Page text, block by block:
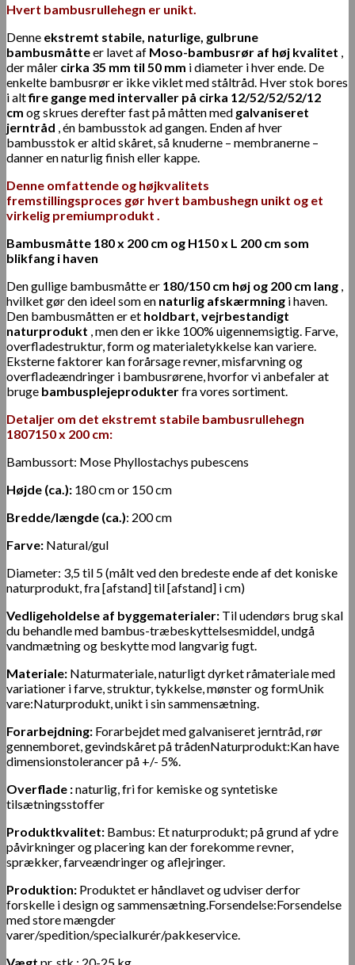
Hvert bambusrullehegn er unikt.
Denne ekstremt stabile, naturlige, gulbrune
bambusmåtteer lavet af Moso-bambusrør af høj kvalitet ,
der måler cirka 35 mm til 50 mm i diameter i hver ende. De
enkelte bambusrør er ikke viklet med ståltråd. Hver stok bores
i altfire gange med intervaller på cirka 12/52/52/52/12
cm og skrues derefter fast på måtten med galvaniseret
jerntråd , én bambusstok ad gangen. Enden af ​​hver
bambusstok er altid skåret, så knuderne – membranerne –
danner en naturlig finish eller kappe.
Denne omfattende og højkvalitets
fremstillingsproces gør hvert bambushegn unikt og et
virkelig premiumprodukt .
Bambusmåtte 180 x 200 cm og H150 x L 200 cm som
blikfang i haven
Den gullige bambusmåtte er 180/150 cm høj og 200 cm lang ,
hvilket gør den ideel som en naturlig afskærmning i haven.
Den bambusmåtten er et holdbart, vejrbestandigt
naturprodukt , men den er ikke 100% uigennemsigtig. Farve,
overfladestruktur, form og materialetykkelse kan variere.
Eksterne faktorer kan forårsage revner, misfarvning og
overfladeændringer i bambusrørene, hvorfor vi anbefaler at
bruge bambusplejeprodukterfra vores sortiment.
Detaljer om det ekstremt stabile bambusrullehegn
1807150 x 200 cm:
Bambussort: Mose Phyllostachys pubescens
Højde (ca.): 180 cm or 150 cm
Bredde/længde (ca.): 200 cm
Farve: Natural/gul
Diameter: 3,5 til 5 (målt ved den bredeste ende af det koniske
naturprodukt, fra [afstand] til [afstand] i cm)
Vedligeholdelse af byggematerialer: Til udendørs brug skal
du behandle med bambus-træbeskyttelsesmiddel, undgå
vandmætning og beskytte mod langvarig fugt.
Materiale: Naturmateriale, naturligt dyrket råmateriale med
variationer i farve, struktur, tykkelse, mønster og formUnik
vare:Naturprodukt, unikt i sin sammensætning.
Forarbejdning: Forarbejdet med galvaniseret jerntråd, rør
gennemboret, gevindskåret på trådenNaturprodukt:Kan have
dimensionstolerancer på +/- 5%.
Overflade :naturlig, fri for kemiske og syntetiske
tilsætningsstoffer
Produktkvalitet: Bambus: Et naturprodukt; på grund af ydre
påvirkninger og placering kan der forekomme revner,
sprækker, farveændringer og aflejringer.
Produktion: Produktet er håndlavet og udviser derfor
forskelle i design og sammensætning.Forsendelse:Forsendelse
med store mængder
varer/spedition/specialkurér/pakkeservice.